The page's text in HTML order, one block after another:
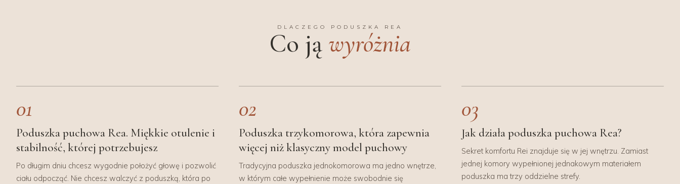
DLACZEGO PODUSZKA REA
Co ją wyróżnia
01
Poduszka puchowa Rea. Miękkie otulenie i
stabilność, której potrzebujesz
Po długim dniu chcesz wygodnie położyć głowę i pozwolić
ciału odpocząć. Nie chcesz walczyć z poduszką, która po
02
Poduszka trzykomorowa, która zapewnia
więcej niż klasyczny model puchowy
Tradycyjna poduszka jednokomorowa ma jedno wnętrze,
w którym całe wypełnienie może swobodnie się
03
Jak działa poduszka puchowa Rea?
Sekret komfortu Rei znajduje się w jej wnętrzu. Zamiast
jednej komory wypełnionej jednakowym materiałem
poduszka ma trzy oddzielne strefy.